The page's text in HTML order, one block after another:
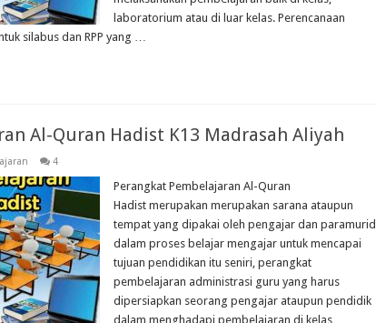
laboratorium atau di luar kelas. Perencanaan
silabus dan RPP yang …
Al-Quran Hadist K13 Madrasah Aliyah
4
Perangkat Pembelajaran Al-Quran
Hadist merupakan merupakan sarana ataupun
tempat yang dipakai oleh pengajar dan paramurid
dalam proses belajar mengajar untuk mencapai
tujuan pendidikan itu seniri, perangkat
pembelajaran administrasi guru yang harus
dipersiapkan seorang pengajar ataupun pendidik
dalam menghadapi pembelajaran di kelas,